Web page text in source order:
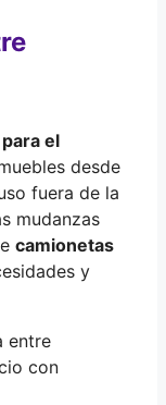
para el
desde
fuera de la
mudanzas
camionetas
y
entre
con